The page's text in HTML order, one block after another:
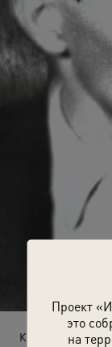
Проект
это
на
Кинорежиссер